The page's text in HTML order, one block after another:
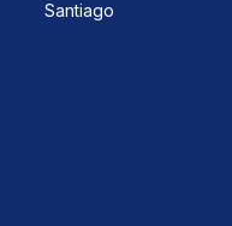
Santiago